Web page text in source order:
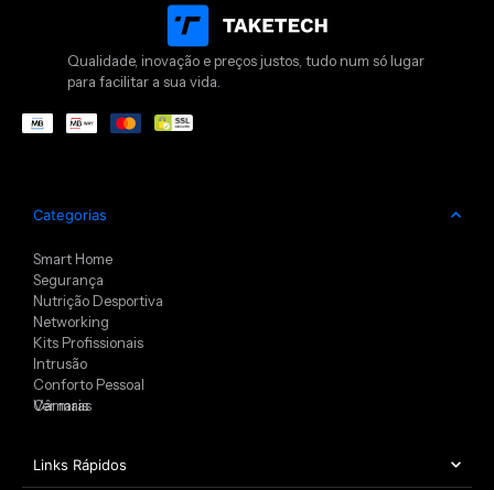
Qualidade, inovação e preços justos, tudo num só lugar
para facilitar a sua vida.
Categorias
Smart Home
Segurança
Nutrição Desportiva
Networking
Kits Profissionais
Intrusão
Conforto Pessoal
Câmaras
Ver mais
Links Rápidos